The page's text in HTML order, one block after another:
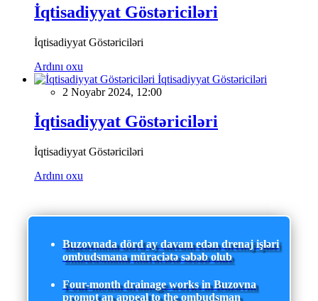
İqtisadiyyat Göstəriciləri
İqtisadiyyat Göstəriciləri
Ardını oxu
İqtisadiyyat Göstəriciləri
2 Noyabr 2024, 12:00
İqtisadiyyat Göstəriciləri
İqtisadiyyat Göstəriciləri
Ardını oxu
Buzovnada dörd ay davam edən drenaj işləri
ombudsmana müraciətə səbəb olub
Four-month drainage works in Buzovna
prompt an appeal to the ombudsman